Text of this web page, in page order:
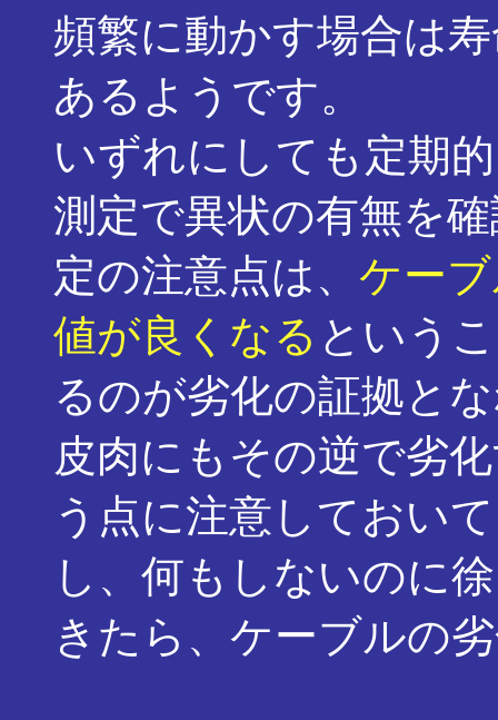
頻繁に動かす場合は
あるようです。
いずれにしても定期
測定で異状の有無を
定の注意点は、 ケー
値が良くなる という
るのが劣化の証拠と
皮肉にもその逆で劣
う点に注意しておい
し、何もしないのに
きたら、ケーブルの